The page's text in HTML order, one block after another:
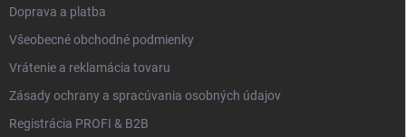
Doprava a platba
Všeobecné obchodné podmienky
Vrátenie a reklamácia tovaru
Zásady ochrany a spracúvania osobných údajov
Registrácia PROFI & B2B